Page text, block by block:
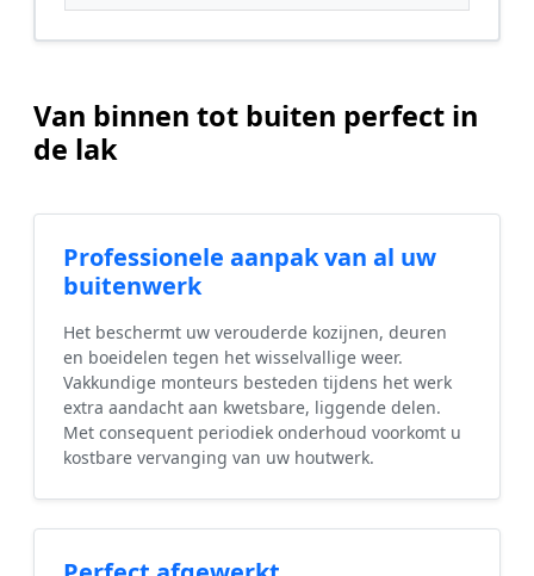
Van binnen tot buiten perfect in
de lak
Professionele aanpak van al uw
buitenwerk
Het beschermt uw verouderde kozijnen, deuren
en boeidelen tegen het wisselvallige weer.
Vakkundige monteurs besteden tijdens het werk
extra aandacht aan kwetsbare, liggende delen.
Met consequent periodiek onderhoud voorkomt u
kostbare vervanging van uw houtwerk.